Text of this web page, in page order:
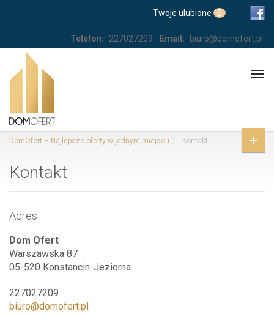
Twoje ulubione 0
Telefon: 227027209 Email: biuro@domofert.pl
DomOfert – Najlepsze oferty w jednym miejscu Kontakt
Kontakt
Adres
Dom Ofert
Warszawska 87
05-520 Konstancin-Jeziorna
227027209
biuro@domofert.pl